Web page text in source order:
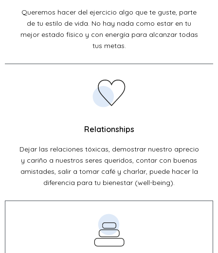
Queremos hacer del ejercicio algo que te guste, parte
de tu estilo de vida. No hay nada como estar en tu
mejor estado físico y con energía para alcanzar todas
tus metas.
Relationships
Dejar las relaciones tóxicas, demostrar nuestro aprecio
y cariño a nuestros seres queridos, contar con buenas
amistades, salir a tomar café y charlar, puede hacer la
diferencia para tu bienestar (well-being).